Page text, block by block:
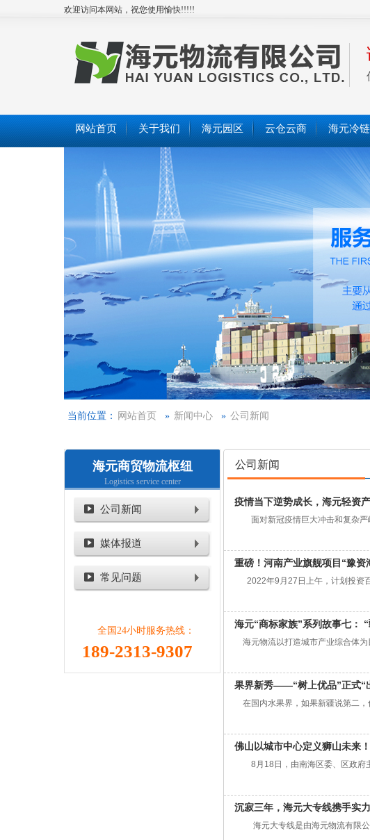
欢迎访问本网站，祝您使用愉快!!!!!
网站首页 关于我们 海元园区 云仓云商 海元冷链
当前位置： 网站首页 » 新闻中心 » 公司新闻
海元商贸物流枢纽
Logistics service center
公司新闻
媒体报道
常见问题
全国24小时服务热线：
189-2313-9307
公司新闻
疫情当下逆势成长，海元轻资
面对新冠疫情巨大冲击和复杂严
重磅！河南产业旗舰项目“豫资
2022年9月27日上午，计划投资百
海元“商标家族”系列故事七：
海元物流以打造城市产业综合体为
果界新秀——“树上优品”正式“
在国内水果界，如果新疆说第二，
佛山以城市中心定义狮山未来
8月18日，由南海区委、区政府主
沉寂三年，海元大专线携手实
海元大专线是由海元物流有限公